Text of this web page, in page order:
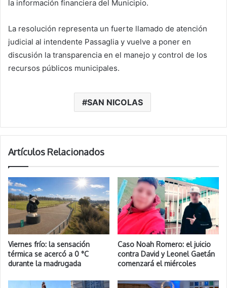
la información financiera del Municipio.
La resolución representa un fuerte llamado de atención
judicial al intendente Passaglia y vuelve a poner en
discusión la transparencia en el manejo y control de los
recursos públicos municipales.
SAN NICOLAS
Artículos Relacionados
Viernes frío: la sensación
térmica se acercó a 0 °C
durante la madrugada
Caso Noah Romero: el juicio
contra David y Leonel Gaetán
comenzará el miércoles